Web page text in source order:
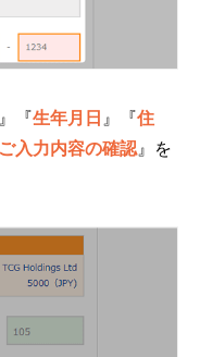
』『生年月日』『住
ご入力内容の確認』を